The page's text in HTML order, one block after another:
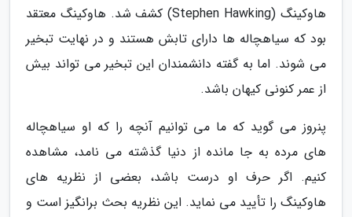
هاوکینگ (Stephen Hawking) کشف شد. هاوکینگ معتقد
بود که سیاهچاله ها دارای تابش هستند و در نهایت تبخیر
می شوند. اما به گفته دانشمندان این تبخیر می تواند بیش
از عمر کنونی کیهان باشد.
پنروز می گوید که ما می توانیم آنچه را که او سیاهچاله
های مرده به جا مانده از دنیا گذشته می نامد، مشاهده
کنیم. اگر حرف او درست باشد، بعضی از نظریه های
هاوکینگ را تأیید می نماید. این نظریه بحث برانگیز است و